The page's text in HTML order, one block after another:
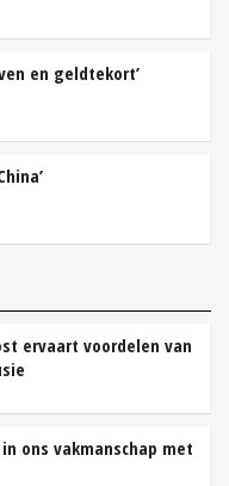
en geldtekort’
ervaart voordelen van
ons vakmanschap met